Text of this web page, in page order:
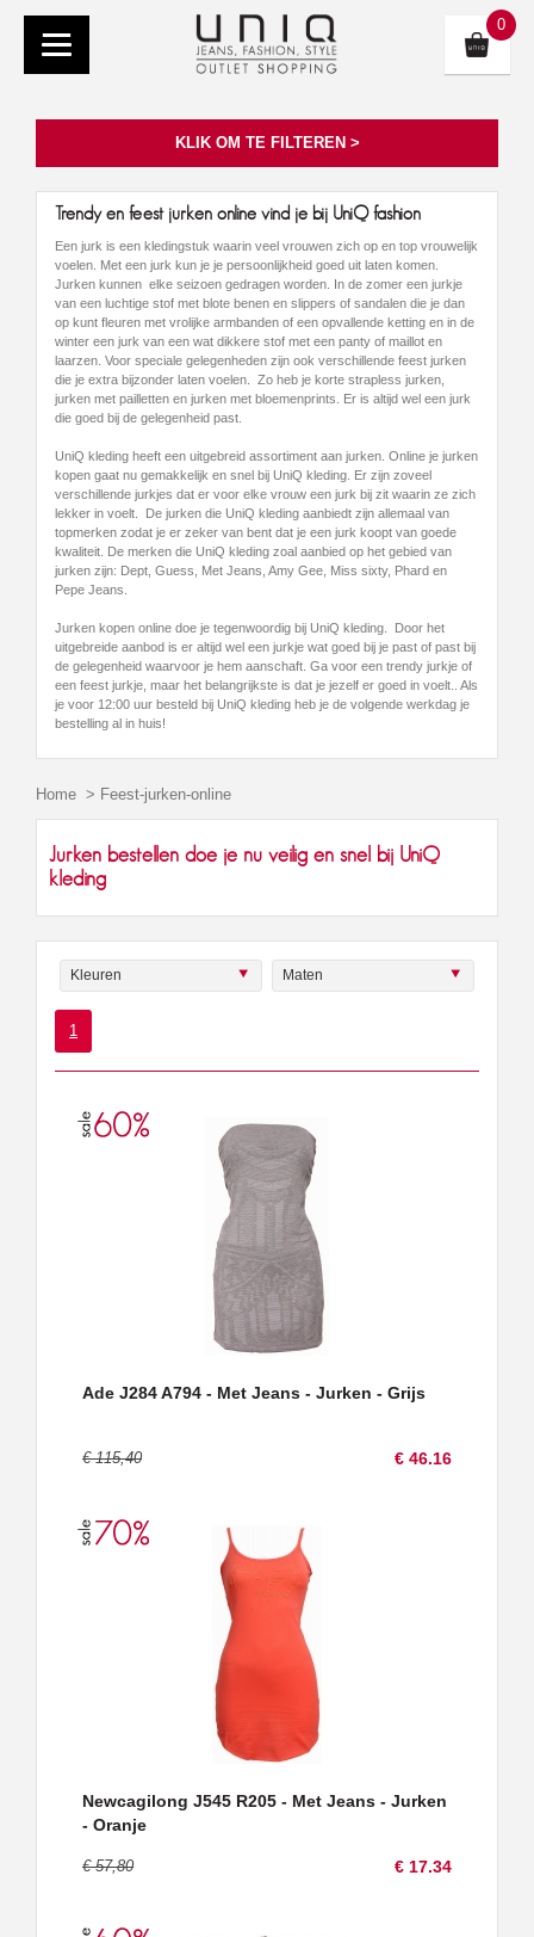
0
KLIK OM TE FILTEREN >
Trendy en feest jurken online vind je bij UniQ fashion
Een jurk is een kledingstuk waarin veel vrouwen zich op en top vrouwelijk
voelen. Met een jurk kun je je persoonlijkheid goed uit laten komen.
Jurken kunnen elke seizoen gedragen worden. In de zomer een jurkje
van een luchtige stof met blote benen en slippers of sandalen die je dan
op kunt fleuren met vrolijke armbanden of een opvallende ketting en in de
winter een jurk van een wat dikkere stof met een panty of maillot en
laarzen. Voor speciale gelegenheden zijn ook verschillende feest jurken
die je extra bijzonder laten voelen. Zo heb je korte strapless jurken,
jurken met pailletten en jurken met bloemenprints. Er is altijd wel een jurk
die goed bij de gelegenheid past.
UniQ kleding heeft een uitgebreid assortiment aan jurken. Online je jurken
kopen gaat nu gemakkelijk en snel bij UniQ kleding. Er zijn zoveel
verschillende jurkjes dat er voor elke vrouw een jurk bij zit waarin ze zich
lekker in voelt. De jurken die UniQ kleding aanbiedt zijn allemaal van
topmerken zodat je er zeker van bent dat je een jurk koopt van goede
kwaliteit. De merken die UniQ kleding zoal aanbied op het gebied van
jurken zijn: Dept, Guess, Met Jeans, Amy Gee, Miss sixty, Phard en
Pepe Jeans.
Jurken kopen online doe je tegenwoordig bij UniQ kleding. Door het
uitgebreide aanbod is er altijd wel een jurkje wat goed bij je past of past bij
de gelegenheid waarvoor je hem aanschaft. Ga voor een trendy jurkje of
een feest jurkje, maar het belangrijkste is dat je jezelf er goed in voelt.. Als
je voor 12:00 uur besteld bij UniQ kleding heb je de volgende werkdag je
bestelling al in huis!
Home > Feest-jurken-online
Jurken bestellen doe je nu veilig en snel bij UniQ
kleding
Kleuren Maten
1
Ade J284 A794 - Met Jeans - Jurken - Grijs
€ 115,40 € 46.16
Newcagilong J545 R205 - Met Jeans - Jurken
- Oranje
€ 57,80 € 17.34